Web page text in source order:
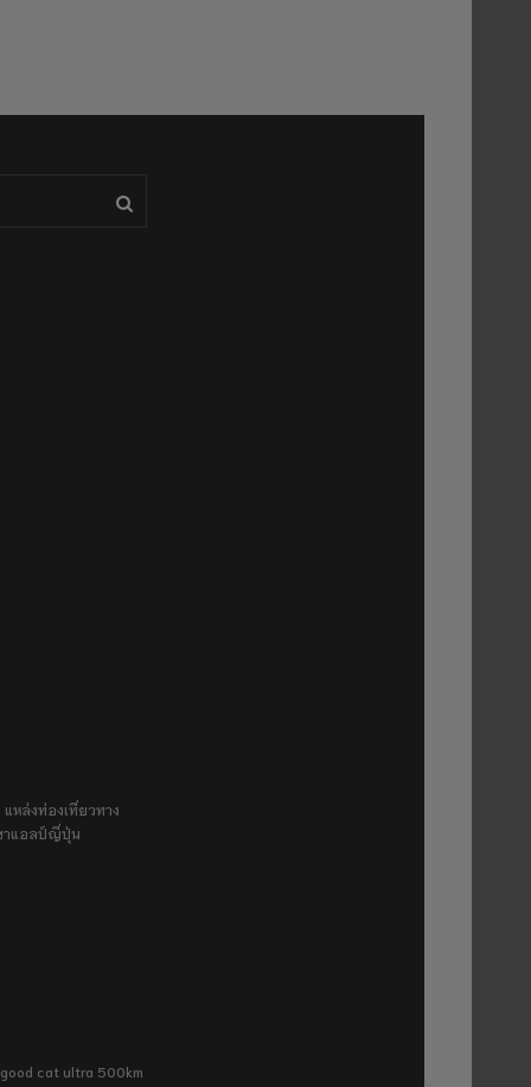
แหล่งท่องเที่ยวทาง
าแอลป์ญี่ปุ่น
cat ultra 500km